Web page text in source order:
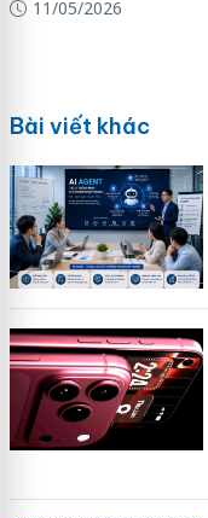
11/05/2026
Bài viết khác